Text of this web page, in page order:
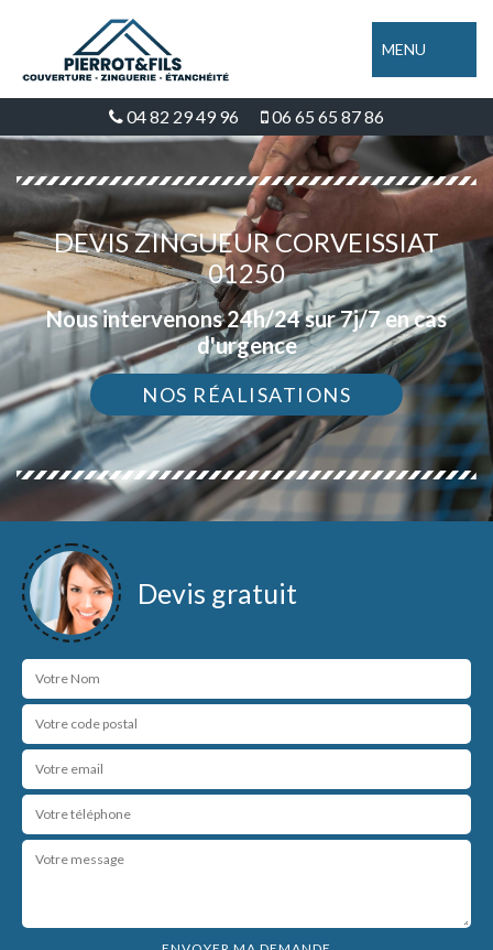
MENU
04 82 29 49 96 06 65 65 87 86
DEVIS ZINGUEUR CORVEISSIAT
01250
Nous intervenons 24h/24 sur 7j/7 en cas
d'urgence
NOS RÉALISATIONS
Devis gratuit